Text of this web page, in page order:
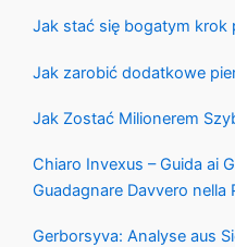
Jak stać się bogatym krok
Jak zarobić dodatkowe
Jak Zostać Milionerem
Chiaro Invexus – Guida ai
Guadagnare Davvero nella
Gerborsyva: Analyse aus